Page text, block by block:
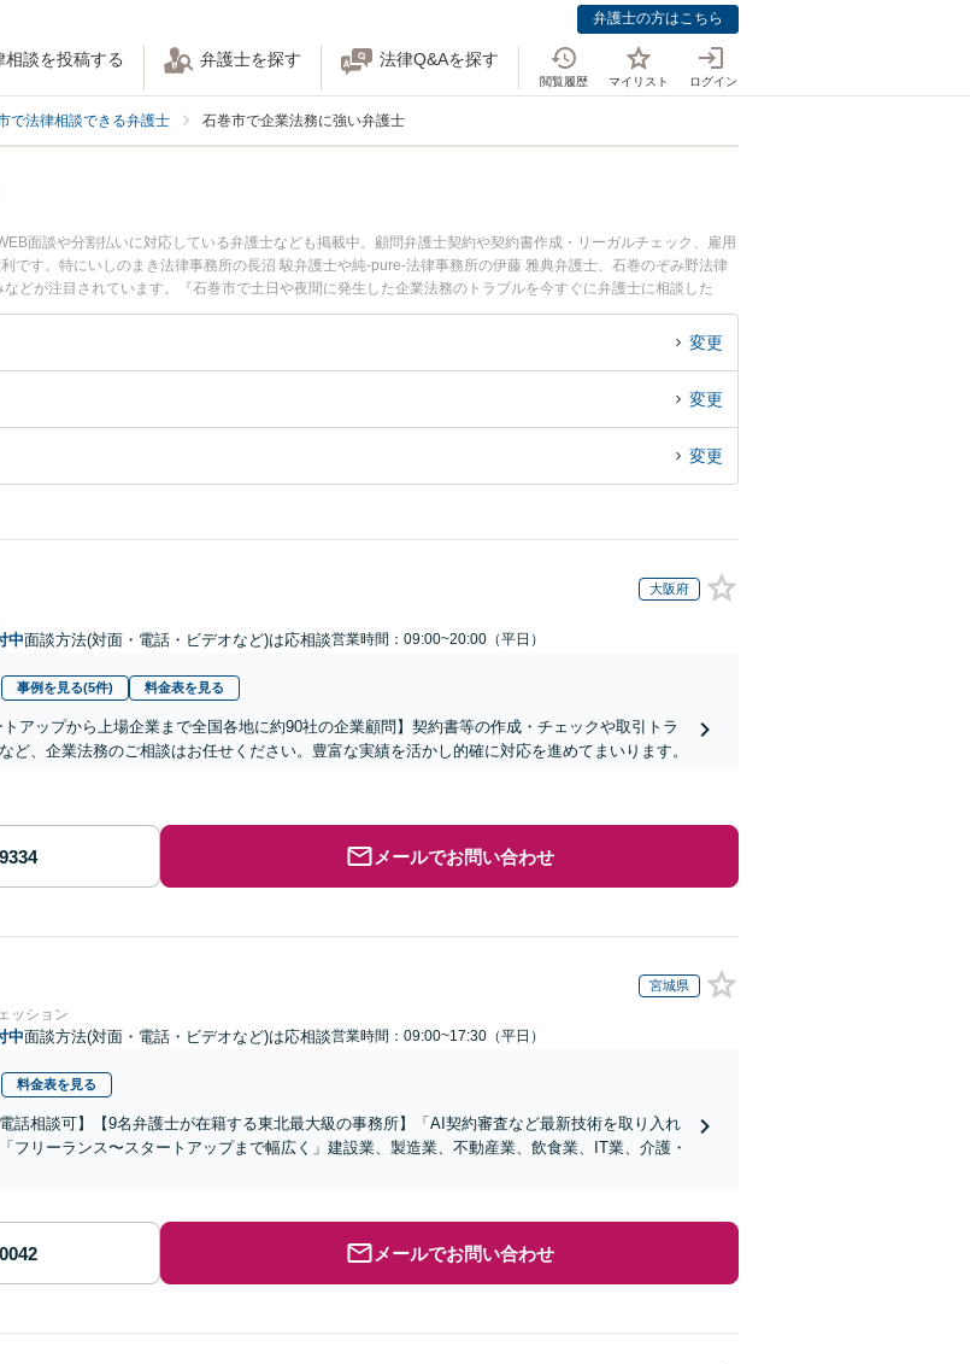
弁護士の方はこちら
相談を投稿する 弁護士を探す 法律Q&Aを探す
閲覧履歴 マイリスト ログイン
で法律相談できる弁護士 石巻市で企業法務に強い弁護士
面談や分割払いに対応している弁護士なども掲載中。顧問弁護士契約や契約書作成・リーガルチェック、雇用
です。特にいしのまき法律事務所の長沼 駿弁護士や純-pure-法律事務所の伊藤 雅典弁護士、石巻のぞみ野法律
どが注目されています。『石巻市で土日や夜間に発生した企業法務のトラブルを今すぐに弁護士に相談した
たい』『初回相談無料で企業法務を法律相談できる石巻市内の弁護士に相談予約したい』などでお困りの相談者
変更
変更
変更
大阪府
中面談方法(対面・電話・ビデオなど)は応相談営業時間：09:00~20:00（平日）
事例を見る(5件) 料金表を見る
トアップから上場企業まで全国各地に約90社の企業顧問】契約書等の作成・チェックや取引トラ
ど、企業法務のご相談はお任せください。豊富な実績を活かし的確に対応を進めてまいります。
メールでお問い合わせ
宮城県
ッション
中面談方法(対面・電話・ビデオなど)は応相談営業時間：09:00~17:30（平日）
料金表を見る
話相談可】【9名弁護士が在籍する東北最大級の事務所】「AI契約審査など最新技術を取り入れ
フリーランス〜スタートアップまで幅広く」建設業、製造業、不動産業、飲食業、IT業、介護・
メールでお問い合わせ